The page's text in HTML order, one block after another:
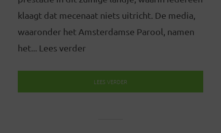
klaagt dat mecenaat niets uitricht. De media,
waaronder het Amsterdamse Parool, namen
het... Lees verder
LEES VERDER